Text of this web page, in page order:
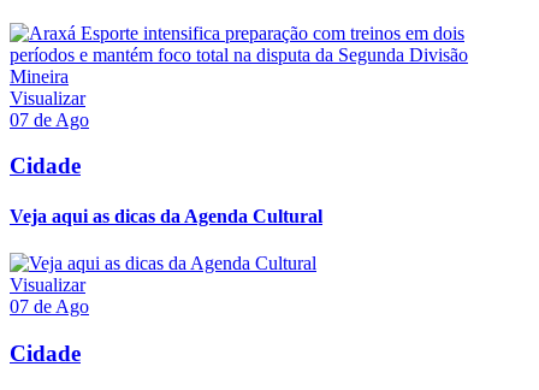
Visualizar
07 de Ago
Cidade
Veja aqui as dicas da Agenda Cultural
Visualizar
07 de Ago
Cidade